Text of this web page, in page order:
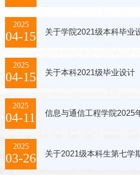
2025
04-15
2025
04-15
2025
04-11
2025
03-26